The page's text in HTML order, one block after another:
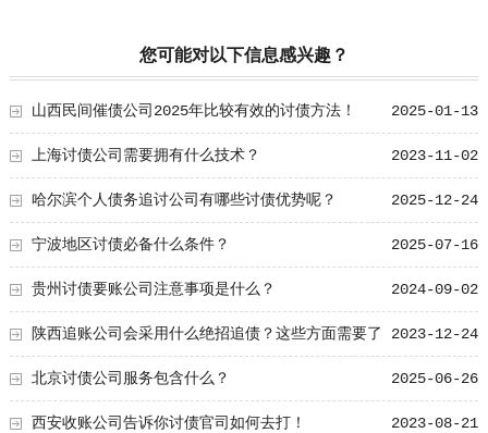
您可能对以下信息感兴趣？
2025-01-13
山西民间催债公司2025年比较有效的讨债方法！
2023-11-02
上海讨债公司需要拥有什么技术？
2025-12-24
哈尔滨个人债务追讨公司有哪些讨债优势呢？
2025-07-16
宁波地区讨债必备什么条件？
2024-09-02
贵州讨债要账公司注意事项是什么？
2023-12-24
陕西追账公司会采用什么绝招追债？这些方面需要了
解！ 2025-06-26
北京讨债公司服务包含什么？
2023-08-21
西安收账公司告诉你讨债官司如何去打！